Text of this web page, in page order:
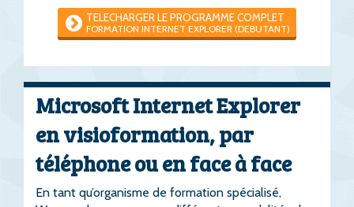
TELECHARGER LE PROGRAMME COMPLET
FORMATION INTERNET EXPLORER (DEBUTANT)
Microsoft Internet Explorer
en visioformation, par
téléphone ou en face à face
En tant qu’organisme de formation spécialisé,